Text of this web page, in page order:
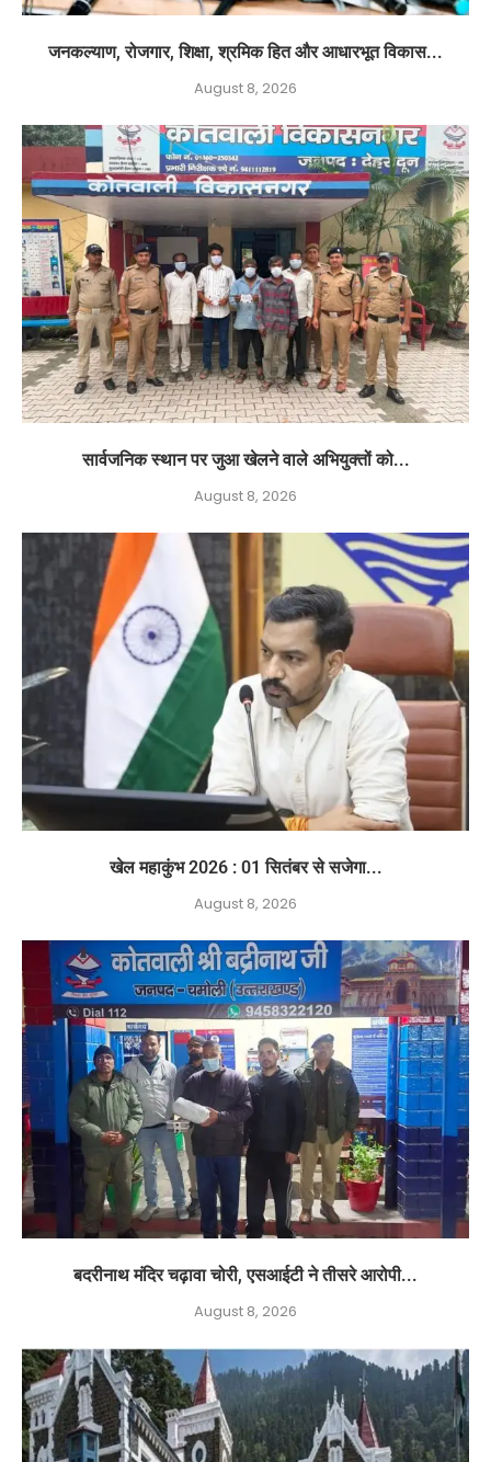
जनकल्याण, रोजगार, शिक्षा, श्रमिक हित और आधारभूत विकास...
August 8, 2026
सार्वजनिक स्थान पर जुआ खेलने वाले अभियुक्तों को...
August 8, 2026
खेल महाकुंभ 2026 : 01 सितंबर से सजेगा...
August 8, 2026
बदरीनाथ मंदिर चढ़ावा चोरी, एसआईटी ने तीसरे आरोपी...
August 8, 2026